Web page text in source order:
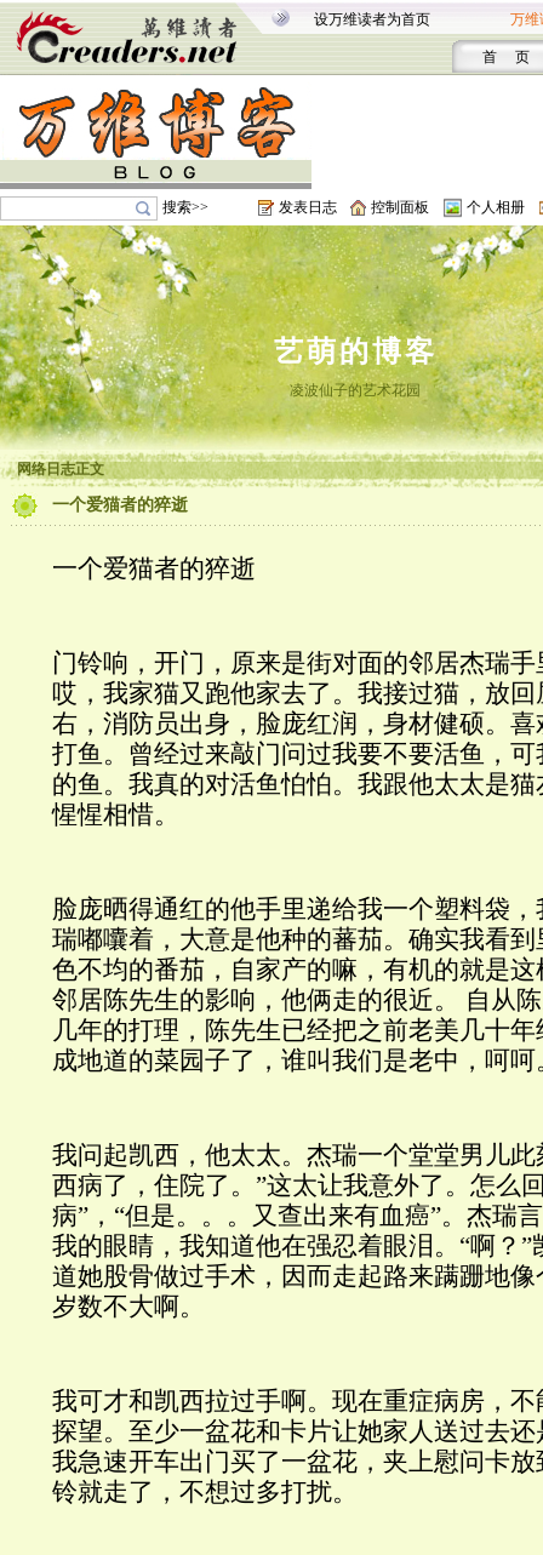
设万维读者为首页 万维
首 页
搜索>> 发表日志 控制面板 个人相册
艺萌的博客
凌波仙子的艺术花园
网络日志正文
一个爱猫者的猝逝
一个爱猫者的猝逝
门铃响，开门，原来是街对面的邻居杰瑞
哎，我家猫又跑他家去了。我接过猫，放
右，消防员出身，脸庞红润，身材健硕。
打鱼。曾经过来敲门问过我要不要活鱼，
的鱼。我真的对活鱼怕怕。我跟他太太是
惺惺相惜。
脸庞晒得通红的他手里递给我一个塑料袋
瑞嘟囔着，大意是他种的蕃茄。确实我看
色不均的番茄，自家产的嘛，有机的就是
邻居陈先生的影响，他俩走的很近。
自从
几年的打理，陈先生已经把之前老美几十
成地道的菜园子了，谁叫我们是老中，呵呵
我问起凯西，他太太。杰瑞一个堂堂男儿
西病了，住院了。”这太让我意外了。怎么
病”，“但是。。。又查出来有血癌”。杰瑞
我的眼睛，我知道他在强忍着眼泪。“啊？
道她股骨做过手术，因而走起路来蹒跚地
岁数不大啊。
我可才和凯西拉过手啊。现在重症病房，
探望。至少一盆花和卡片让她家人送过去
我急速开车出门买了一盆花，夹上慰问卡
铃就走了，不想过多打扰。